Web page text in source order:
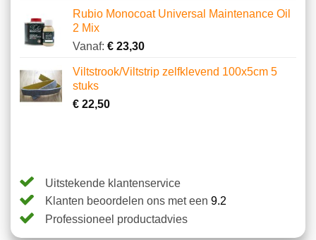
gebaseerd
op
klantbeoordelingen
Rubio Monocoat Universal Maintenance Oil
2 Mix
Vanaf: €23,30
Viltstrook/Viltstrip zelfklevend 100x5cm 5
stuks
€22,50
Uitstekende klantenservice
Klanten beoordelen ons met een 9.2
Professioneel productadvies